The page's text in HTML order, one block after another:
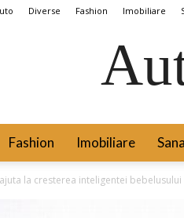
Diverse Fashion Imobiliare
Fashion Imobiliare
la cresterea inteligentei bebelusului